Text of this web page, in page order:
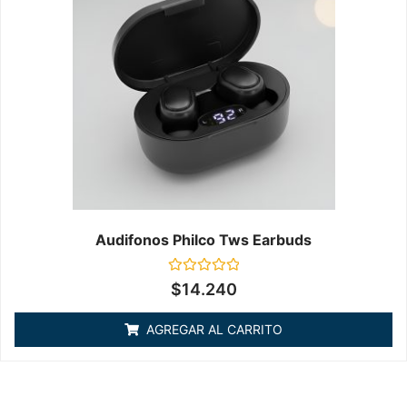
Audifonos Philco Tws Earbuds
Valorado
en
de
5
$14.240
AGREGAR AL CARRITO